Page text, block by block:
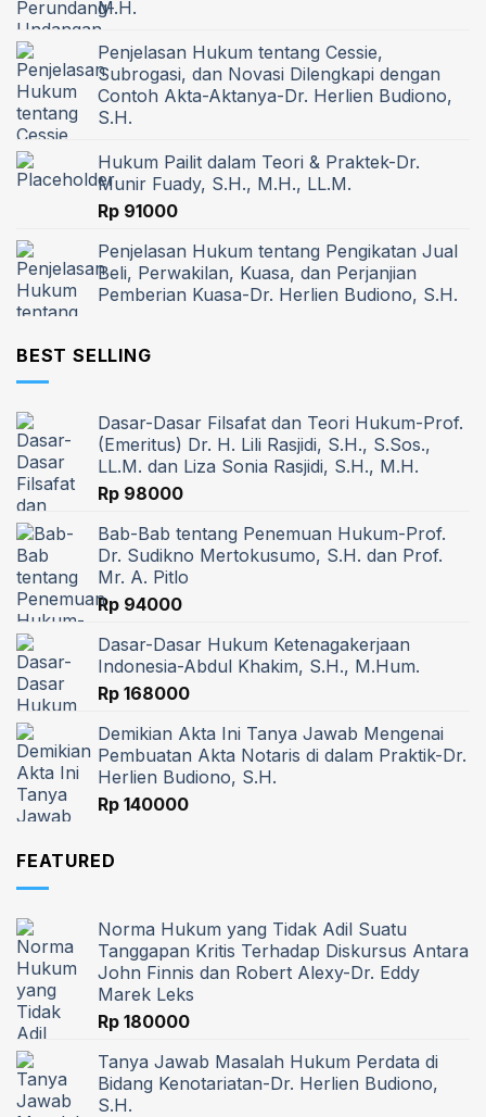
M.H.
Penjelasan Hukum tentang Cessie,
Subrogasi, dan Novasi Dilengkapi dengan
Contoh Akta-Aktanya-Dr. Herlien Budiono,
S.H.
Hukum Pailit dalam Teori & Praktek-Dr.
Munir Fuady, S.H., M.H., LL.M.
Rp 91000
Penjelasan Hukum tentang Pengikatan Jual
Beli, Perwakilan, Kuasa, dan Perjanjian
Pemberian Kuasa-Dr. Herlien Budiono, S.H.
BEST SELLING
Dasar-Dasar Filsafat dan Teori Hukum-Prof.
(Emeritus) Dr. H. Lili Rasjidi, S.H., S.Sos.,
LL.M. dan Liza Sonia Rasjidi, S.H., M.H.
Rp 98000
Bab-Bab tentang Penemuan Hukum-Prof.
Dr. Sudikno Mertokusumo, S.H. dan Prof.
Mr. A. Pitlo
Rp 94000
Dasar-Dasar Hukum Ketenagakerjaan
Indonesia-Abdul Khakim, S.H., M.Hum.
Rp 168000
Demikian Akta Ini Tanya Jawab Mengenai
Pembuatan Akta Notaris di dalam Praktik-Dr.
Herlien Budiono, S.H.
Rp 140000
FEATURED
Norma Hukum yang Tidak Adil Suatu
Tanggapan Kritis Terhadap Diskursus Antara
John Finnis dan Robert Alexy-Dr. Eddy
Marek Leks
Rp 180000
Tanya Jawab Masalah Hukum Perdata di
Bidang Kenotariatan-Dr. Herlien Budiono,
S.H.